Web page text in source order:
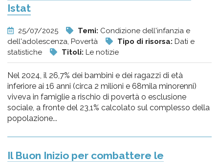
Istat
25/07/2025 Temi: Condizione dell'infanzia e
dell'adolescenza, Povertà
Tipo di risorsa: Dati e
statistiche
Titoli: Le notizie
Nel 2024, il 26,7% dei bambini e dei ragazzi di età
inferiore ai 16 anni (circa 2 milioni e 68mila minorenni)
viveva in famiglie a rischio di povertà o esclusione
sociale, a fronte del 23,1% calcolato sul complesso della
popolazione...
Il Buon Inizio per combattere le